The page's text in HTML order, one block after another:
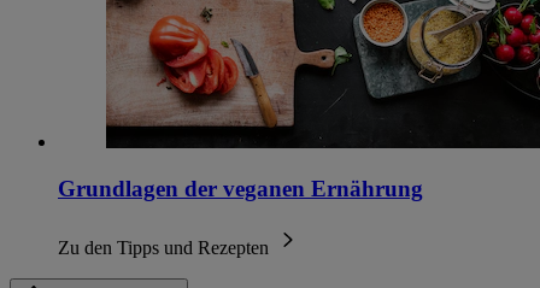
Grundlagen der veganen Ernährung
Zu den Tipps und Rezepten